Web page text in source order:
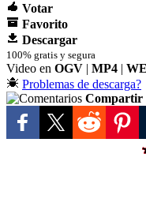
Votar
Favorito
Descargar
100% gratis y segura
Video en OGV | MP4 |
Problemas de descarga?
Compartir